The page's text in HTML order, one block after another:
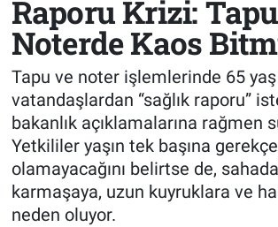
Raporu Krizi:
Noterde Kaos
Tapu ve noter işlemlerinde 65
vatandaşlardan “sağlık raporu”
bakanlık açıklamalarına rağmen
Yetkililer yaşın tek başına gerekçe
olamayacağını belirtse de,
karmaşaya, uzun kuyruklara ve
neden oluyor.
Sağlık
Spor
Teknoloji
Tv Medya
KÜLTÜR SANAT